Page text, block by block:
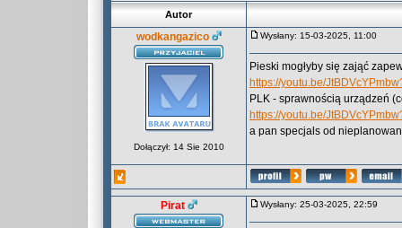
Autor
wodkangazico
Dołączył: 14 Sie 2010
Wysłany: 15-03-2025, 11:00
Pieski mogłyby się zająć
https://youtu.be/
PLK - sprawnością urządzeń
https://youtu.be/
a pan specjals od
Pirat Wysłany: 25-03-2025, 22:59